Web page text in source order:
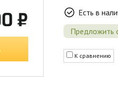
₽
Есть в
Предложить
К сравнению